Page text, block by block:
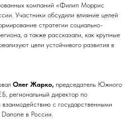
компаний «Филип Моррис
Участники обсудили влияние целей
стратегии социально-
а также рассказали, как крупные
цели устойчивого развития в
Олег Жарко, председатель Южного
региональный директор по
с государственными
в России.